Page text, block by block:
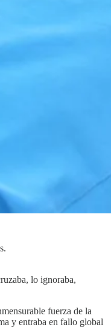
lo ignoraba,
fuerza de la
y entraba en fallo global